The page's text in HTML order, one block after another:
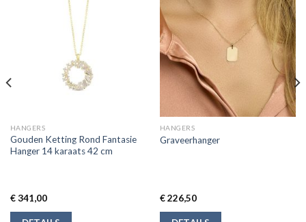
HANGERS
Gouden Ketting Rond Fantasie
Hanger 14 karaats 42 cm
€341,00
HANGERS
Graveerhanger
€226,50